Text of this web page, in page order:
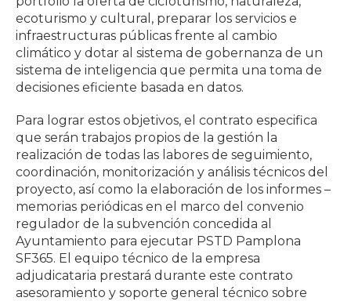
ecoturismo y cultural, preparar los servicios e
infraestructuras públicas frente al cambio
climático y dotar al sistema de gobernanza de un
sistema de inteligencia que permita una toma de
decisiones eficiente basada en datos.
Para lograr estos objetivos, el contrato especifica
que serán trabajos propios de la gestión la
realización de todas las labores de seguimiento,
coordinación, monitorización y análisis técnicos del
proyecto, así como la elaboración de los informes –
memorias periódicas en el marco del convenio
regulador de la subvención concedida al
Ayuntamiento para ejecutar PSTD Pamplona
SF365. El equipo técnico de la empresa
adjudicataria prestará durante este contrato
asesoramiento y soporte general técnico sobre